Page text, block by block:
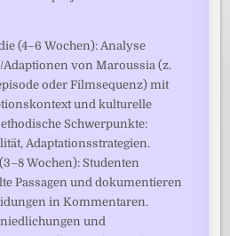
(4–6 Wochen): Analyse
von Maroussia (z.
oder Filmsequenz) mit
und kulturelle
Schwerpunkte:
Adaptationsstrategien.
Wochen): Studenten
Passagen und dokumentieren
in Kommentaren.
und